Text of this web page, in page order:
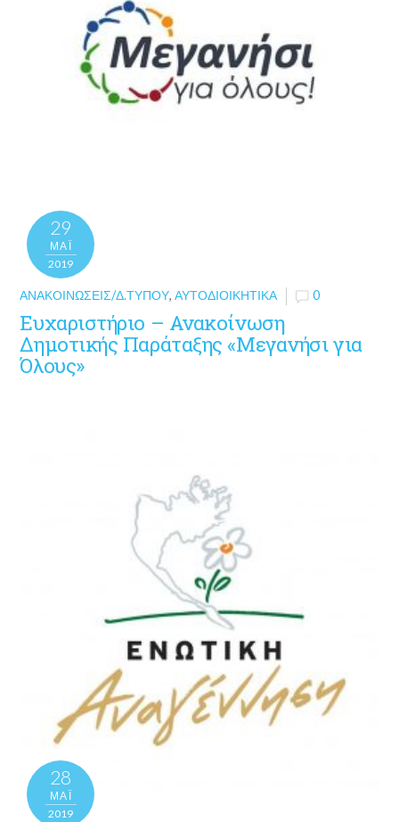
29
ΜΑΪ́
2019
ΑΝΑΚΟΙΝΏΣΕΙΣ/Δ.ΤΎΠΟΥ,ΑΥΤΟΔΙΟΙΚΗΤΙΚΆ 0
Ευχαριστήριο – Ανακοίνωση
Δημοτικής Παράταξης «Μεγανήσι για
Όλους»
28
ΜΑΪ́
2019